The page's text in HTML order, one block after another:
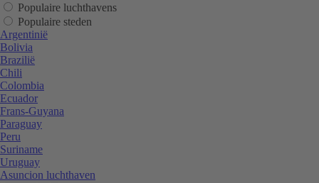
Populaire luchthavens
Populaire steden
Argentinië
Bolivia
Brazilië
Chili
Colombia
Ecuador
Frans-Guyana
Paraguay
Peru
Suriname
Uruguay
Asuncion luchthaven